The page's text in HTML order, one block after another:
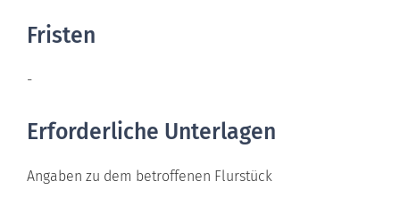
Fristen
-
Erforderliche Unterlagen
Angaben zu dem betroffenen Flurstück